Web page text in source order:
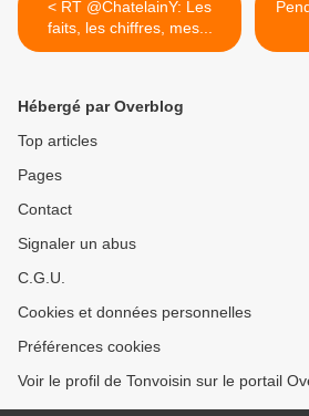
< RT @ChatelainY: Les
faits, les chiffres, mes...
Hébergé par Overblog
Top articles
Pages
Contact
Signaler un abus
C.G.U.
Cookies et données personnelles
Préférences cookies
Voir le profil de Tonvoisin sur le portail